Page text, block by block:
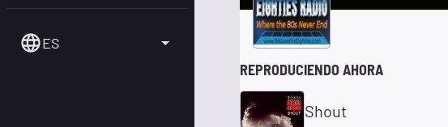
ES
REPRODUCIENDO AHORA
Shout